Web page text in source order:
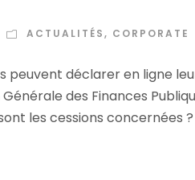
ACTUALITÉS, CORPORATE
peuvent déclarer en ligne
des Finances
les cessions concernées